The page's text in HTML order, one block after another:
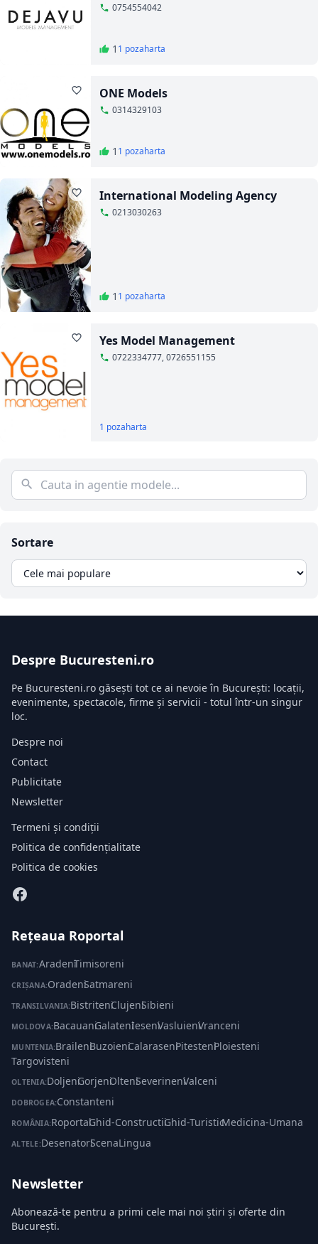
Sortare
0754554042
1 1 pozaharta
ONE Models
0314329103
1 1 pozaharta
International Modeling Agency
0213030263
1 1 pozaharta
Yes Model Management
0722334777, 0726551155
1 pozaharta
Despre Bucuresteni.ro
Pe Bucuresteni.ro găsești tot ce ai nevoie în București: locații,
evenimente, spectacole, firme și servicii - totul într-un singur
loc.
Despre noi
Contact
Publicitate
Newsletter
Termeni și condiții
Politica de confidențialitate
Politica de cookies
Rețeaua Roportal
BANAT:Aradeni·Timisoreni
CRIȘANA:Oradeni·Satmareni
TRANSILVANIA:Bistriteni·Clujeni·Sibieni
MOLDOVA:Bacauani·Galateni·Ieseni·Vasluieni·Vranceni
MUNTENIA:Braileni·Buzoieni·Calaraseni·Pitesteni·Ploiesteni·
Targovisteni
OLTENIA:Doljeni·Gorjeni·Olteni·Severineni·Valceni
DOBROGEA:Constanteni
ROMÂNIA:Roportal·Ghid-Constructii·Ghid-Turistic·Medicina-Umana
ALTELE:Desenatori·ScenaLingua
Newsletter
Abonează-te pentru a primi cele mai noi știri și oferte din
București.